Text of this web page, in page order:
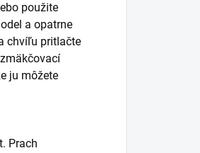
použite
a opatrne
chvíľu pritlačte
ju môžete
Prach